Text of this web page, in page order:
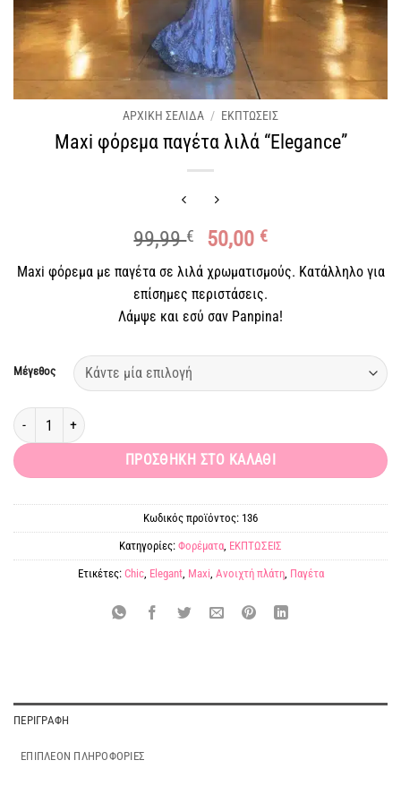
ΑΡΧΙΚΉ ΣΕΛΊΔΑ / ΕΚΠΤΩΣΕΙΣ
Maxi φόρεμα παγέτα λιλά “Elegance”
99,99€
Original
was:
99,99 €.
50,00 €Η
τρέχουσα
τιμή
είναι:
50,00 €.
Maxi φόρεμα με παγέτα σε λιλά χρωματισμούς. Κατάλληλο για
επίσημες περιστάσεις.
Λάμψε και εσύ σαν Panpina!
Μέγεθος
Maxi φόρεμα παγέτα λιλά "Elegance" ποσότητα
ΠΡΟΣΘΉΚΗ ΣΤΟ ΚΑΛΆΘΙ
Κωδικός προϊόντος: 136
Κατηγορίες: Φορέματα, ΕΚΠΤΩΣΕΙΣ
Ετικέτες: Chic, Elegant, Maxi, Ανοιχτή πλάτη, Παγέτα
ΠΕΡΙΓΡΑΦΉ
ΕΠΙΠΛΈΟΝ ΠΛΗΡΟΦΟΡΊΕΣ